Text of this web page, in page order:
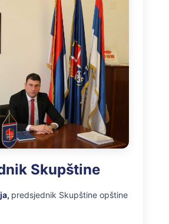
Skupštine
predsjednik Skupštine opštine